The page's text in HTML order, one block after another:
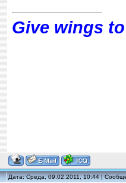
Give wings
Дата: Среда, 09.02.2011, 10:44 |